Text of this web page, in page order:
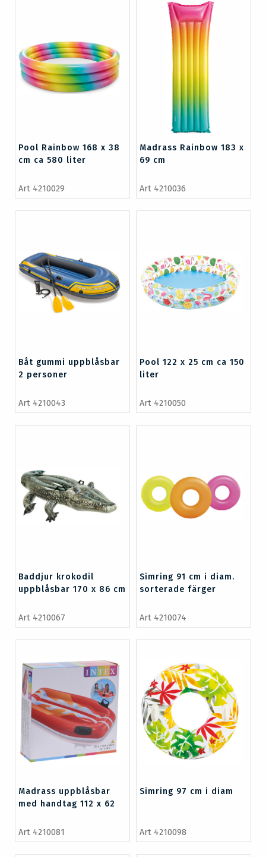
Pool Rainbow 168 x 38
cm ca 580 liter
Art 4210029
Madrass Rainbow 183 x
69 cm
Art 4210036
Båt gummi uppblåsbar
2 personer
Art 4210043
Pool 122 x 25 cm ca 150
liter
Art 4210050
Baddjur krokodil
uppblåsbar 170 x 86 cm
Art 4210067
Simring 91 cm i diam.
sorterade färger
Art 4210074
Madrass uppblåsbar
med handtag 112 x 62
Art 4210081
Simring 97 cm i diam
Art 4210098